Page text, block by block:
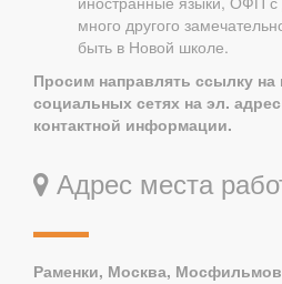
много другого
быть в Новой школе.
Просим направлять ссылку
социальных сетях на эл.
контактной информации.
Адрес места
Раменки, Москва,